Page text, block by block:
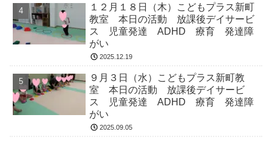
１２月１８日（木）こどもプラス新町
教室 本日の活動 放課後デイサービ
ス 児童発達 ADHD 療育 発達障
がい
2025.12.19
９月３日（水）こどもプラス新町教
室 本日の活動 放課後デイサービ
ス 児童発達 ADHD 療育 発達障
がい
2025.09.05